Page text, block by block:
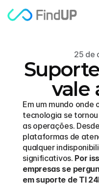
25 de
vale
Em um mundo onde
tecnologia se
as operações.
plataformas de
qualquer
significativos. Por
empresas se
em suporte de TI